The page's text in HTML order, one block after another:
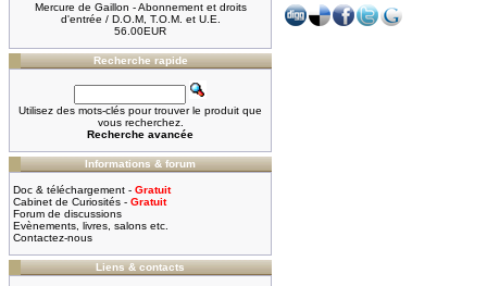
Mercure de Gaillon - Abonnement et droits
d'entrée / D.O.M, T.O.M. et U.E.
56.00EUR
Recherche rapide
Utilisez des mots-clés pour trouver le produit que
vous recherchez.
Recherche avancée
Informations & forum
Doc & téléchargement - Gratuit
Cabinet de Curiosités - Gratuit
Forum de discussions
Evènements, livres, salons etc.
Contactez-nous
Liens & contacts